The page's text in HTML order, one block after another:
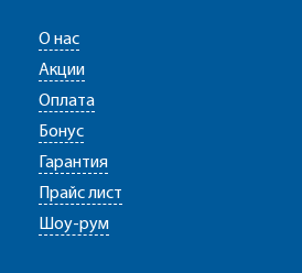
О нас
Акции
Оплата
Бонус
Гарантия
Прайс лист
Шоу-рум